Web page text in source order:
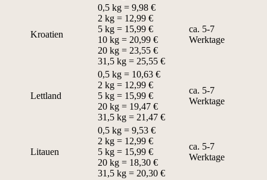
Kroatien
0,5 kg = 9,98 €
2 kg = 12,99 €
5 kg = 15,99 €
10 kg = 20,99 €
20 kg = 23,55 €
31,5 kg = 25,55 €
ca. 5-7
Werktage
Lettland
0,5 kg = 10,63 €
2 kg = 12,99 €
5 kg = 15,99 €
20 kg = 19,47 €
31,5 kg = 21,47 €
ca. 5-7
Werktage
Litauen
0,5 kg = 9,53 €
2 kg = 12,99 €
5 kg = 15,99 €
20 kg = 18,30 €
31,5 kg = 20,30 €
ca. 5-7
Werktage